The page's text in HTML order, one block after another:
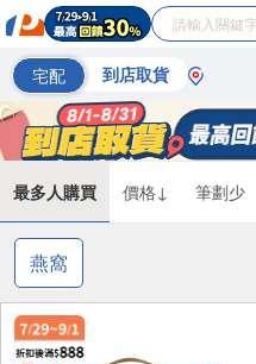
宅配 到店取貨
最多人購買 價格↓ 筆劃少
燕窩